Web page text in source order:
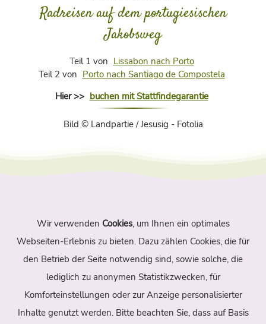
Radreisen auf dem portugiesischen
Jakobsweg
Teil 1 von Lissabon nach Porto
Teil 2 von Porto nach Santiago de Compostela
Hier >> buchen mit Stattfindegarantie
Bild © Landpartie / Jesusig - Fotolia
Navigation
Home Themen Autoren
Sitemap Impressum Datenschutz
Wir verwenden Cookies, um Ihnen ein optimales
Webseiten-Erlebnis zu bieten. Dazu zählen Cookies, die für
den Betrieb der Seite notwendig sind, sowie solche, die
lediglich zu anonymen Statistikzwecken, für
Komforteinstellungen oder zur Anzeige personalisierter
Inhalte genutzt werden. Bitte beachten Sie, dass auf Basis